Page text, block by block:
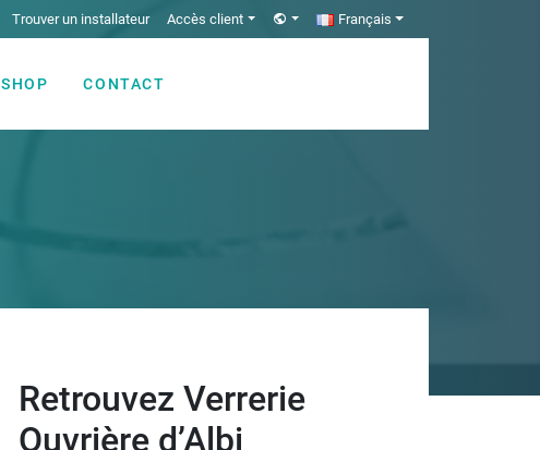
Trouver un installateur Accès client Français
SHOP CONTACT
Retrouvez Verrerie
Ouvrière d’Albi